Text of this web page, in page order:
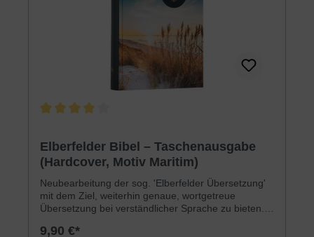
Elberfelder Bibel – Taschenausgabe
(Hardcover, Motiv Maritim)
Neubearbeitung der sog. 'Elberfelder Übersetzung'
mit dem Ziel, weiterhin genaue, wortgetreue
Übersetzung bei verständlicher Sprache zu bieten.
zweispaltiges Schriftbild. Im Anhang befinden sich
9,90 €*